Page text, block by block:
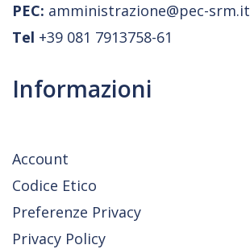
PEC: amministrazione@pec-srm.it
Tel +39 081 7913758-61
Informazioni
Account
Codice Etico
Preferenze Privacy
Privacy Policy